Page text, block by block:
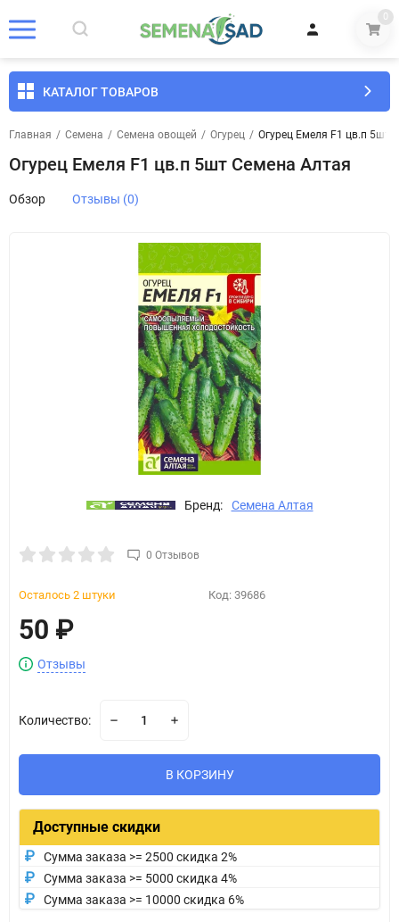
0
КАТАЛОГ ТОВАРОВ
Главная / Семена / Семена овощей / Огурец / Огурец Емеля F1 цв.п 5шт
Огурец Емеля F1 цв.п 5шт Семена Алтая
Обзор Отзывы (0)
Бренд: Семена Алтая
0 Отзывов
Осталось 2 штуки Код: 39686
50 ₽
Отзывы
Количество:
В КОРЗИНУ
Доступные скидки
Сумма заказа >= 2500 скидка 2%
Сумма заказа >= 5000 скидка 4%
Сумма заказа >= 10000 скидка 6%